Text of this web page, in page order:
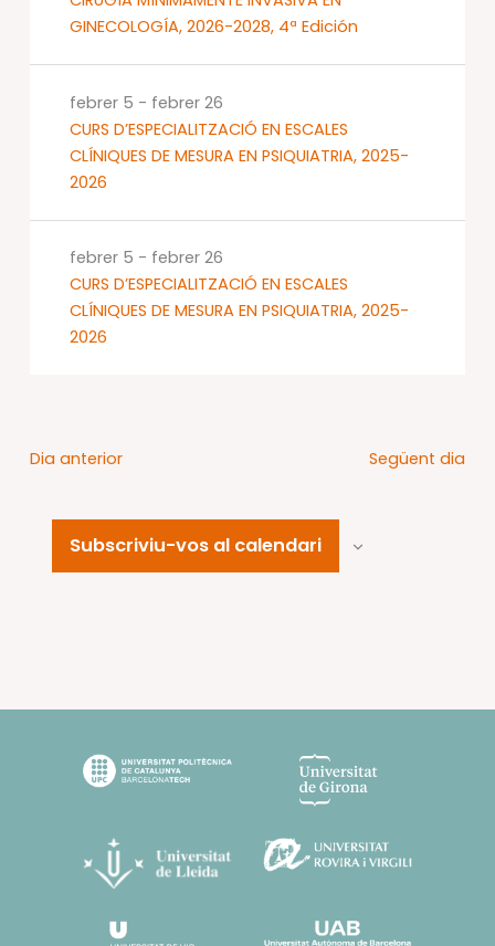
GINECOLOGÍA, 2026-2028, 4ª Edición
CURS D’ESPECIALITZACIÓ EN ESCALES
CLÍNIQUES DE MESURA EN PSIQUIATRIA, 2025-
2026
febrer 5 - febrer 26
CURS D’ESPECIALITZACIÓ EN ESCALES
CLÍNIQUES DE MESURA EN PSIQUIATRIA, 2025-
2026
febrer 5 - febrer 26
Dia anterior Següent dia
Subscriviu-vos al calendari